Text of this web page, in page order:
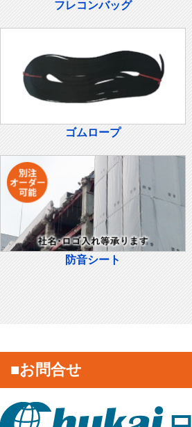
フレコンバッグ
ゴムロープ
防音シート
■お問合せ